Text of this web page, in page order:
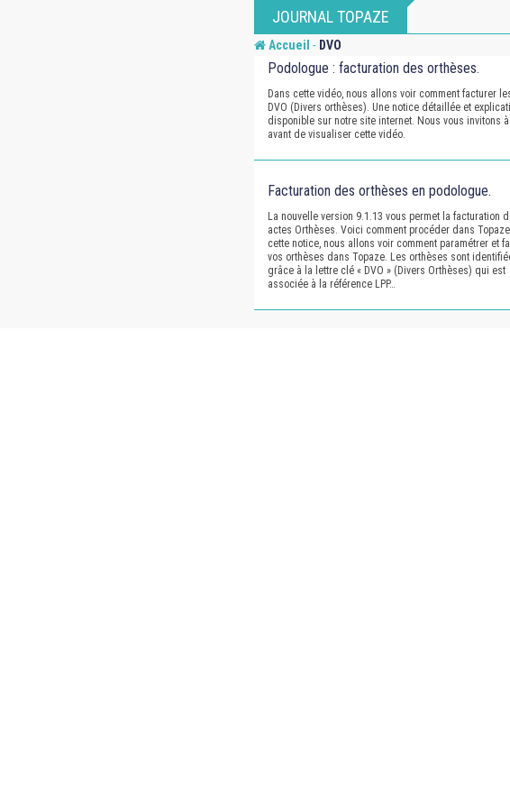
JOURNAL TOPAZE
Accueil - DVO
Podologue : facturation des orthèses.
Dans cette vidéo, nous allons voir comment facturer
DVO (Divers orthèses). Une notice détaillée et
disponible sur notre site internet. Nous vous invitons
avant de visualiser cette vidéo.
Facturation des orthèses en podologue.
La nouvelle version 9.1.13 vous permet la facturation
actes Orthèses. Voici comment procéder dans
cette notice, nous allons voir comment paramétrer et
vos orthèses dans Topaze. Les orthèses sont
grâce à la lettre clé « DVO » (Divers Orthèses) qui est
associée à la référence LPP…